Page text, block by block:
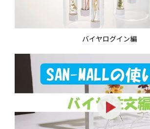
バイヤログイン編